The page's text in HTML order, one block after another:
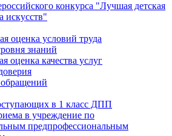
конкурса "Лучшая детская
искусств"
оценка условий труда
знаний
оценка качества услуг
в 1 класс ДПП
предпрофессиональным